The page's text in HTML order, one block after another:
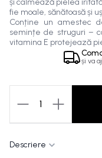
și calmează pielea
fie moale, sănătoasă și
Conține un amestec
semințe de struguri –
vitamina E protejează
și va
1
Descriere